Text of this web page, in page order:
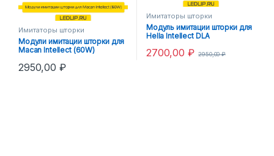
Имитаторы шторки
Модули имитации шторки для
Macan Intellect (60W)
2950,00 ₽
Имитаторы шторки
Модуль имитации шторки для
Hella Intellect DLA
2700,00 ₽ 2950,00₽